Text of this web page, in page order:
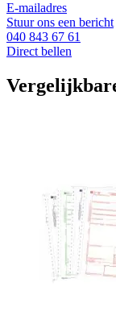
E-mailadres
Stuur ons een bericht
040 843 67 61
Direct bellen